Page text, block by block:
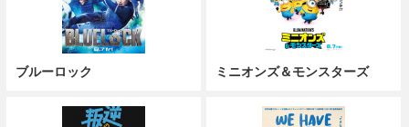
ブルーロック ミニオンズ＆モンスターズ